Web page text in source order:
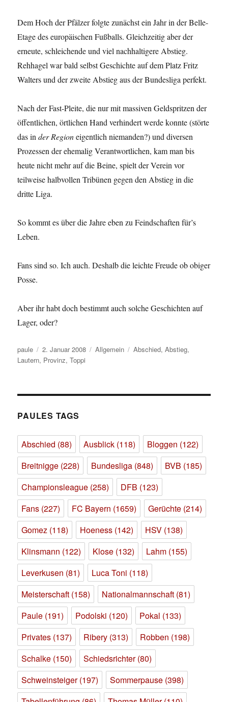
Dem Hoch der Pfälzer folgte zunächst ein Jahr in der Belle-
Etage des europäischen Fußballs. Gleichzeitig aber der
erneute, schleichende und viel nachhaltigere Abstieg.
Rehhagel war bald selbst Geschichte auf dem Platz Fritz
Walters und der zweite Abstieg aus der Bundesliga perfekt.
Nach der Fast-Pleite, die nur mit massiven Geldspritzen der
öffentlichen, örtlichen Hand verhindert werde konnte (störte
das inder Regioneigentlich niemanden?) und diversen
Prozessen der ehemalig Verantwortlichen, kam man bis
heute nicht mehr auf die Beine, spielt der Verein vor
teilweise halbvollen Tribünen gegen den Abstieg in die
dritte Liga.
So kommt es über die Jahre eben zu Feindschaften für’s
Leben.
Fans sind so. Ich auch. Deshalb die leichte Freude ob obiger
Posse.
Aber ihr habt doch bestimmt auch solche Geschichten auf
Lager, oder?
Autor
paule
Veröffentlicht
am
2. Januar 2008 Kategorien
Allgemein Schlagwörter
Abschied,Abstieg,
Lautern, Provinz,Toppi
PAULES TAGS
Abschied (88) Ausblick (118) Bloggen (122)
Breitnigge (228) Bundesliga (848) BVB (185)
Championsleague (258) DFB (123)
Fans (227) FC Bayern (1659) Gerüchte (214)
Gomez (118) Hoeness (142) HSV (138)
Klinsmann (122) Klose (132) Lahm (155)
Leverkusen (81) Luca Toni (118)
Meisterschaft (158) Nationalmannschaft (81)
Paule (191) Podolski (120) Pokal (133)
Privates (137) Ribery (313) Robben (198)
Schalke (150) Schiedsrichter(80)
Schweinsteiger(197) Sommerpause (398)